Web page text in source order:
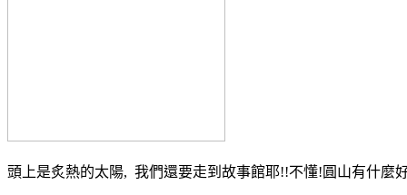
頭上是炙熱的太陽, 我們還要走到故事館耶!!不懂!圓山有什麼